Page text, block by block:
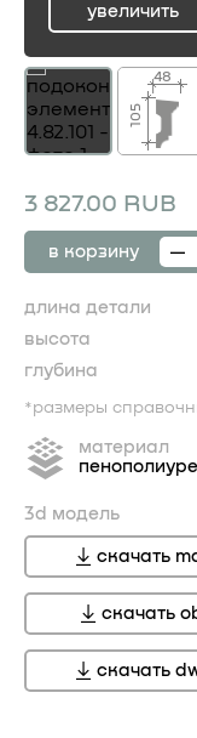
ru
увеличить
48
105
3 827.00 RUB
в корзину
длина детали
высота
глубина
*размеры
материал
3d модель
скачать
скачать
скачать